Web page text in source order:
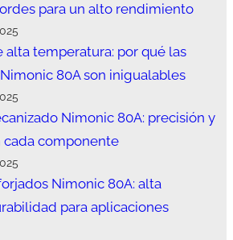
para un alto rendimiento
alta temperatura: por qué las
80A son inigualables
Nimonic 80A: precisión y
componente
Nimonic 80A: alta
para aplicaciones